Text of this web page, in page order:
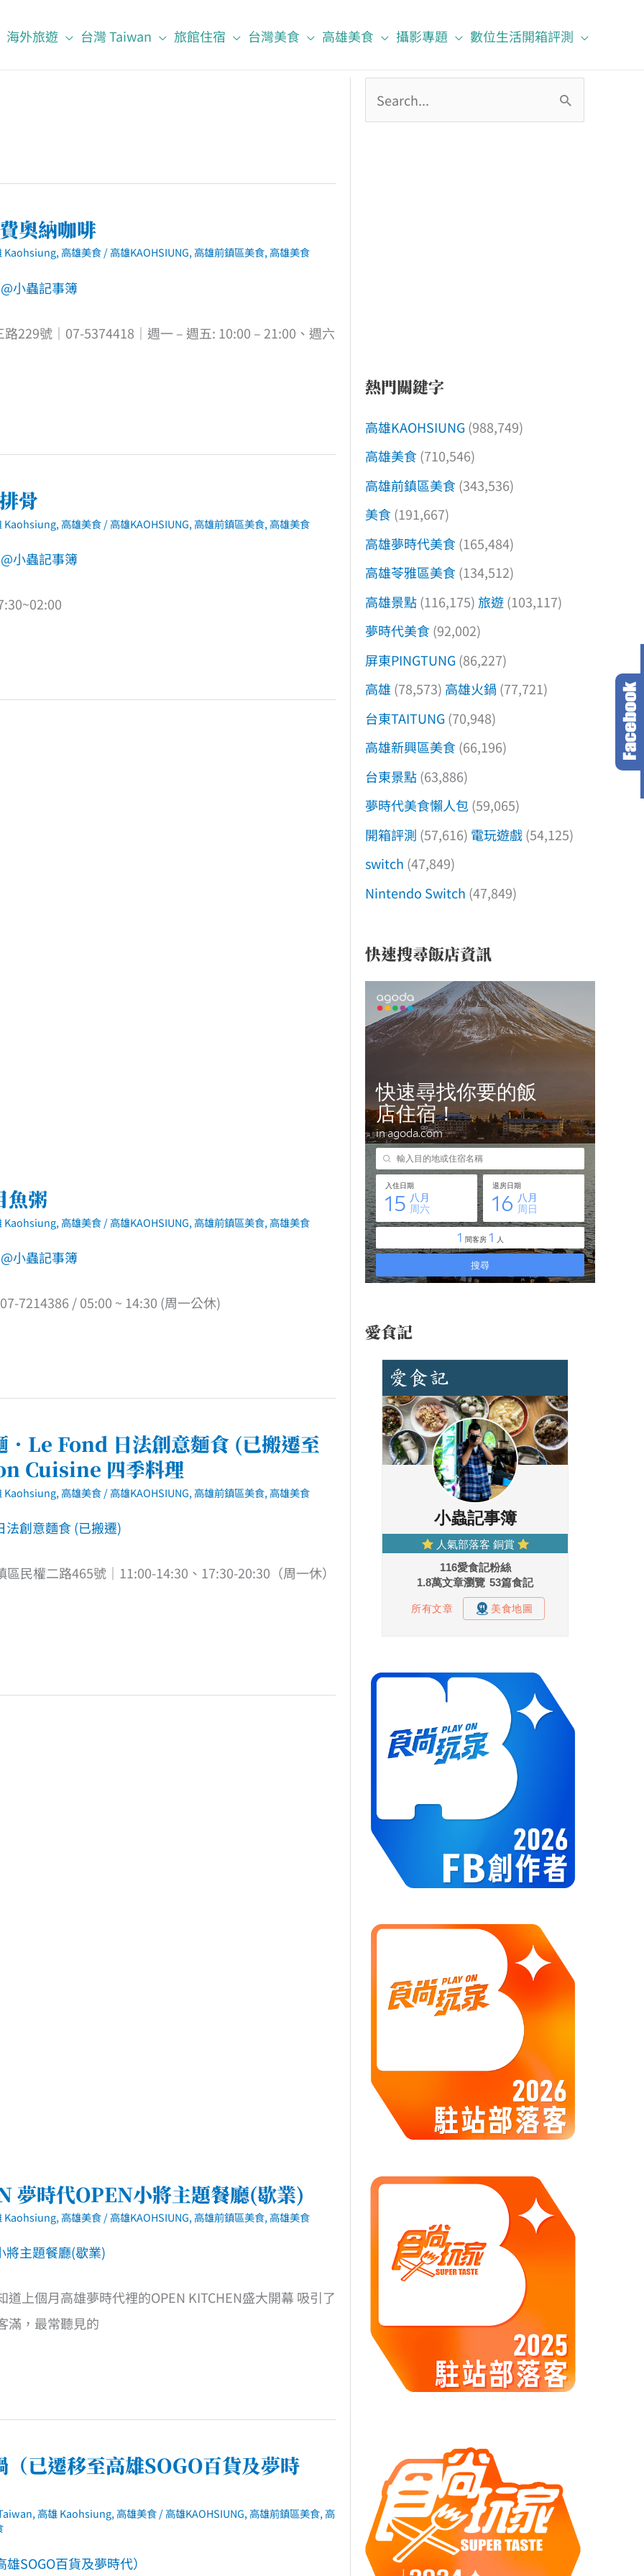
海外旅遊 台灣 Taiwan 旅館住宿 台灣美食 高雄美食 攝影專題 數位生活開箱評測
奧納咖啡
Kaohsiung,高雄美食/高雄KAOHSIUNG,高雄前鎮區美食,高雄美食
229號｜07-5374418｜週一 – 週五: 10:00 – 21:00、週六
骨
Kaohsiung, 高雄美食/高雄KAOHSIUNG, 高雄前鎮區美食, 高雄美食
魚粥
Kaohsiung, 高雄美食/高雄KAOHSIUNG, 高雄前鎮區美食, 高雄美食
7214386 / 05:00 ~ 14:30 (周一公休)
．Le Fond 日法創意麵食 (已搬遷至
Cuisine 四季料理
Kaohsiung, 高雄美食/高雄KAOHSIUNG, 高雄前鎮區美食, 高雄美食
民權二路465號｜11:00-14:30、17:30-20:30（周一休）
夢時代OPEN小將主題餐廳(歇業)
Kaohsiung, 高雄美食/高雄KAOHSIUNG, 高雄前鎮區美食, 高雄美食
上個月高雄夢時代裡的OPEN KITCHEN盛大開幕 吸引了
滿，最常聽見的
已遷移至高雄SOGO百貨及夢時
, 高雄 Kaohsiung, 高雄美食/高雄KAOHSIUNG, 高雄前鎮區美食, 高
熱門關鍵字
高雄KAOHSIUNG (988,749)
高雄美食 (710,546)
高雄前鎮區美食 (343,536)
美食 (191,667)
高雄夢時代美食 (165,484)
高雄苓雅區美食 (134,512)
高雄景點(116,175) 旅遊(103,117)
夢時代美食 (92,002)
屏東PINGTUNG (86,227)
高雄 (78,573) 高雄火鍋 (77,721)
台東TAITUNG (70,948)
高雄新興區美食 (66,196)
台東景點(63,886)
夢時代美食懶人包(59,065)
開箱評測 (57,616) 電玩遊戲(54,125)
switch (47,849)
Nintendo Switch (47,849)
快速搜尋飯店資訊
愛食記